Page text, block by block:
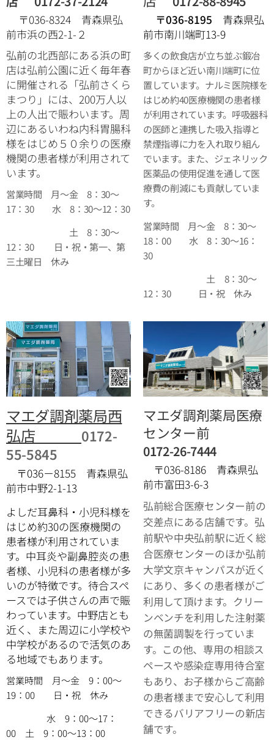
〒036-8324 青森県弘
前市浜の西2-1-２
弘前の北西部にある浜の町
店は弘前公園に近く毎年春
に開催される「弘前さくら
まつり」には、200万人以
上の人出で賑わいます。周
辺にあるいわね内科胃腸科
様をはじめ５０余りの医療
機関の患者様が利用されて
います。
営業時間 月～金 8：30～
17：30 水 8：30～12：30
土 8：30～
12：30 日・祝・第一、第
三土曜日 休み
〒036-8195 青森県弘
前市南川端町13-9
多くの飲食店が立ち並ぶ鍛冶
町からほど近い南川端町に位
置しています。ナルミ医院様を
はじめ約40医療機関の患者様
が利用されています。呼吸器科
の医師と連携した吸入指導と
禁煙指導に力を入れ取り組ん
でいます。また、ジェネリック
医薬品の使用促進を通して医
療費の削減にも貢献していま
す。
営業時間 月～金 8：30～
18：00 水 8：30～16：
30
土 8：30～
12：30 日・祝 休み
マエダ調剤薬局西
弘店 0172-
55-5845
〒036－8155 青森県弘
前市中野2-1-13
よしだ耳鼻科・小児科様を
はじめ約30の医療機関の
患者様が利用されていま
す。中耳炎や副鼻腔炎の患
者様、小児科の患者様が多
いのが特徴です。待合スペ
ースでは子供さんの声で賑
わっています。中野店とも
近く、また周辺に小学校や
中学校があるので活気のあ
る地域でもあります。
営業時間 月～金 9：00～
19：00 日・祝 休み
水 9：00～17：
00 土 9：00～13：00
マエダ調剤薬局医療
センター前
0172-26-7444
〒036-8186 青森県弘
前市富田3-6-3
弘前総合医療センター前の
交差点にある店舗です。弘
前駅や中央弘前駅に近く総
合医療センターのほか弘前
大学文京キャンパスが近く
にあり、多くの患者様がご
利用して頂けます。クリー
ンベンチを利用した注射薬
の無菌調製を行っていま
す。この他、専用の相談ス
ペースや感染症専用待合室
もあり、お子様からご高齢
の患者様まで安心して利用
できるバリアフリーの新店
舗です。